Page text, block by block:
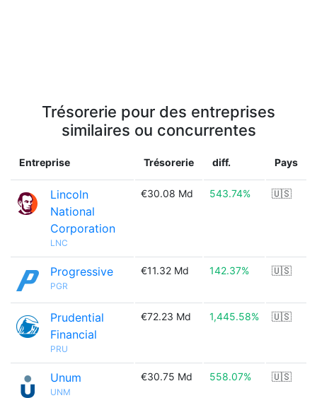
Trésorerie pour des entreprises
similaires ou concurrentes
Entreprise Trésorerie diff. Pays
Lincoln
National
Corporation
LNC
€30.08 Md 543.74% 🇺🇸
Progressive
PGR
€11.32 Md 142.37% 🇺🇸
Prudential
Financial
PRU
€72.23 Md 1,445.58% 🇺🇸
Unum
UNM
€30.75 Md 558.07% 🇺🇸